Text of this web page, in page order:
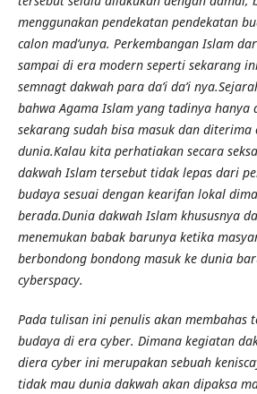
menggunakan pendekatan pendekatan
calon mad’unya. Perkembangan Islam
sampai di era modern seperti sekarang
semnagt dakwah para da’i da’i
bahwa Agama Islam yang tadinya hanya
sekarang sudah bisa masuk dan
dunia.Kalau kita perhatiakan secara
dakwah Islam tersebut tidak lepas dari
budaya sesuai dengan kearifan lokal
berada.Dunia dakwah Islam khususnya
menemukan babak barunya ketika
berbondong bondong masuk ke dunia
cyberspacy.
Pada tulisan ini penulis akan membahas
budaya di era cyber. Dimana kegiatan
diera cyber ini merupakan sebuah
tidak mau dunia dakwah akan dipaksa